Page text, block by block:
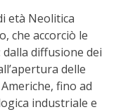
età Neolitica
che accorciò le
dalla diffusione dei
delle
fino ad
industriale e